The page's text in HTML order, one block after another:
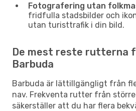
Fotografering utan
fridfulla stadsbilder och
utan turisttrafik i din bild.
De mest reste rutterna
Barbuda
Barbuda är lättillgängligt från
nav. Frekventa rutter från
säkerställer att du har flera